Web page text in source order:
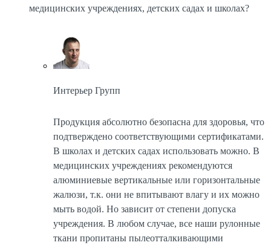
медицинских учреждениях, детских садах и школах?
Интерьер Групп
Продукция абсолютно безопасна для здоровья, что
подтверждено соответствующими сертификатами.
В школах и детских садах использовать можно. В
медицинских учреждениях рекомендуются
алюминиевые вертикальные или горизонтальные
жалюзи, т.к. они не впитывают влагу и их можно
мыть водой. Но зависит от степени допуска
учреждения. В любом случае, все наши рулонные
ткани пропитаны пылеотталкивающими